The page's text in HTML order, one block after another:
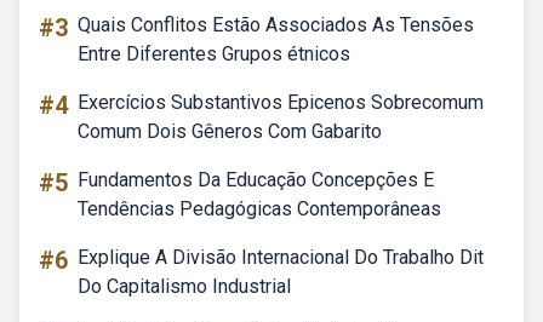
#3 Quais Conflitos Estão Associados As Tensões
Entre Diferentes Grupos étnicos
#4 Exercícios Substantivos Epicenos Sobrecomum
Comum Dois Gêneros Com Gabarito
#5 Fundamentos Da Educação Concepções E
Tendências Pedagógicas Contemporâneas
#6 Explique A Divisão Internacional Do Trabalho Dit
Do Capitalismo Industrial